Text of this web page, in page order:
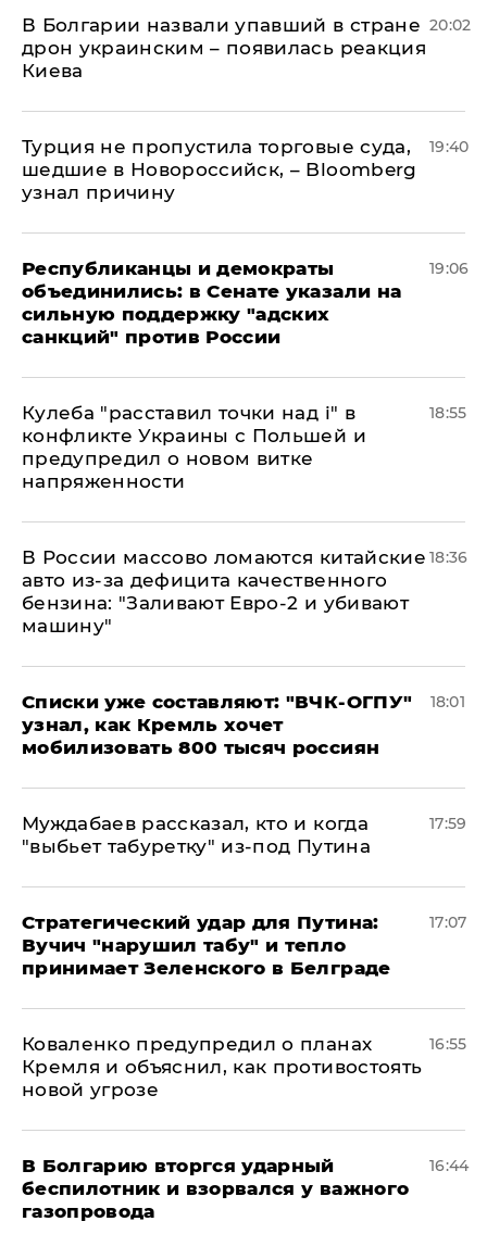
В Болгарии назвали упавший в стране
дрон украинским – появилась реакция
Киева
20:02
Турция не пропустила торговые суда,
шедшие в Новороссийск, – Bloomberg
узнал причину
19:40
Республиканцы и демократы
объединились: в Сенате указали на
сильную поддержку "адских
санкций" против России
19:06
Кулеба "расставил точки над і" в
конфликте Украины с Польшей и
предупредил о новом витке
напряженности
18:55
В России массово ломаются китайские
авто из-за дефицита качественного
бензина: "Заливают Евро-2 и убивают
машину"
18:36
Списки уже составляют: "ВЧК-ОГПУ"
узнал, как Кремль хочет
мобилизовать 800 тысяч россиян
18:01
Муждабаев рассказал, кто и когда
"выбьет табуретку" из-под Путина
17:59
Стратегический удар для Путина:
Вучич "нарушил табу" и тепло
принимает Зеленского в Белграде
17:07
Коваленко предупредил о планах
Кремля и объяснил, как противостоять
новой угрозе
16:55
В Болгарию вторгся ударный
беспилотник и взорвался у важного
газопровода
16:44